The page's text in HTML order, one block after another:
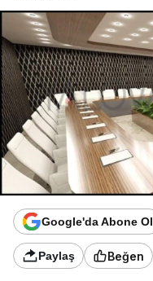
Google'da Abone Ol
Paylaş Beğen